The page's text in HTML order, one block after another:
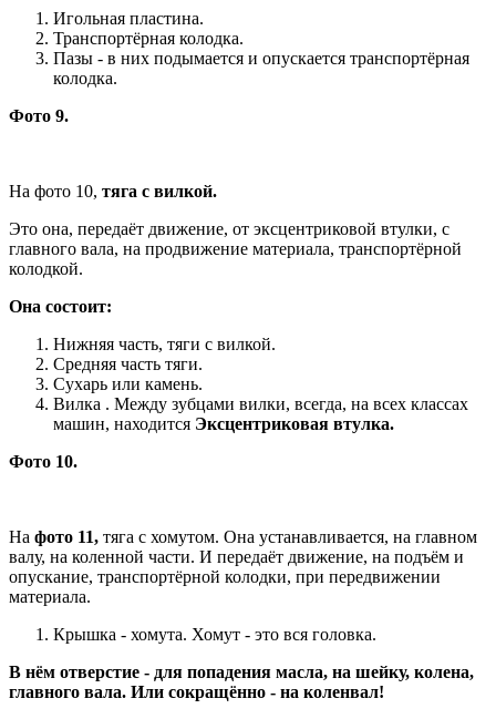
Игольная пластина.
Транспортёрная колодка.
Пазы - в них подымается и опускается транспортёрная
колодка.
Фото 9.
На фото 10, тяга с вилкой.
Это она, передаёт движение, от эксцентриковой втулки, с
главного вала, на продвижение материала, транспортёрной
колодкой.
Она состоит:
Нижняя часть, тяги с вилкой.
Средняя часть тяги.
Сухарь или камень.
Вилка . Между зубцами вилки, всегда, на всех классах
машин, находится Эксцентриковая втулка.
Фото 10.
На фото 11, тяга с хомутом. Она устанавливается, на главном
валу, на коленной части. И передаёт движение, на подъём и
опускание, транспортёрной колодки, при передвижении
материала.
Крышка - хомута. Хомут - это вся головка.
В нём отверстие - для попадения масла, на шейку, колена,
главного вала. Или сокращённо - на коленвал!